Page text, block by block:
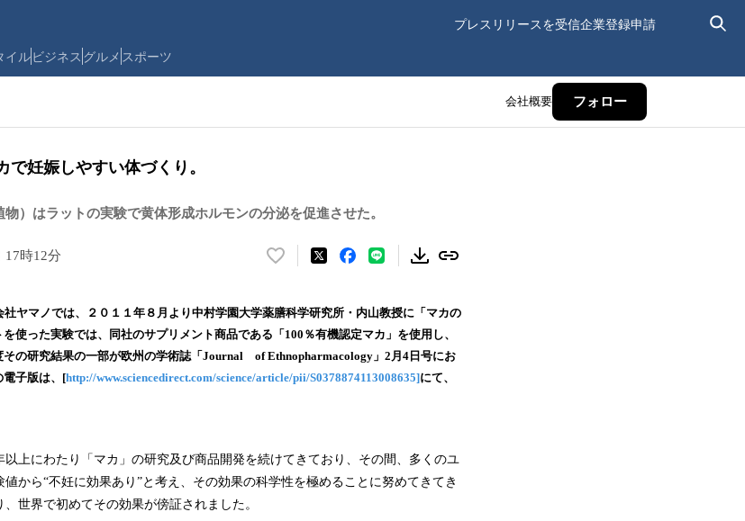
プレスリリースを受信企業登録申請
イルビジネス グルメ スポーツ
会社概要 フォロー
妊娠しやすい体づくり。
）はラットの実験で黄体形成ホルモンの分泌を促進させた。
17時12分
い
！
数
を
読
中
で
す
ヤマノでは、２０１１年８月より中村学園大学薬膳科学研究所・内山教授に「マカの
使った実験では、同社のサプリメント商品である「100％有機認定マカ」を使用し、
その研究結果の一部が欧州の学術誌「Journal of Ethnopharmacology」2月4日号にお
子版は、[http://www.sciencedirect.com/science/article/pii/S0378874113008635]にて、
上にわたり「マカ」の研究及び商品開発を続けてきており、その間、多くのユ
から“不妊に効果あり”と考え、その効果の科学性を極めることに努めてきてき
世界で初めてその効果が傍証されました。